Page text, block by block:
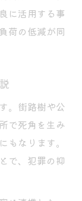
に活用する事
荷の低減が同
。街路樹や公
で死角を生み
なります。
で、犯罪の抑